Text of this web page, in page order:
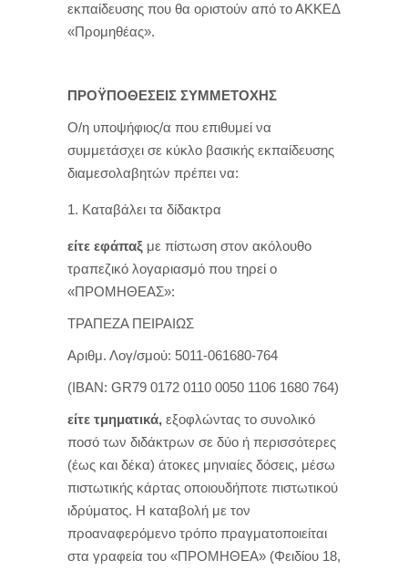
εκπαίδευσης που θα οριστούν από το ΑΚΚΕΔ
«Προμηθέας».
ΠΡΟΫΠΟΘΕΣΕΙΣ ΣΥΜΜΕΤΟΧΗΣ
Ο/η υποψήφιος/α που επιθυμεί να
συμμετάσχει σε κύκλο βασικής εκπαίδευσης
διαμεσολαβητών πρέπει να:
Καταβάλει τα δίδακτρα
είτε εφάπαξ με πίστωση στον ακόλουθο
τραπεζικό λογαριασμό που τηρεί ο
«ΠΡΟΜΗΘΕΑΣ»:
ΤΡΑΠΕΖΑ ΠΕΙΡΑΙΩΣ
Αριθμ. Λογ/σμού: 5011-061680-764
(ΙΒΑΝ: GR79 0172 0110 0050 1106 1680 764)
είτε τμηματικά, εξοφλώντας το συνολικό
ποσό των διδάκτρων σε δύο ή περισσότερες
(έως και δέκα) άτοκες μηνιαίες δόσεις, μέσω
πιστωτικής κάρτας οποιουδήποτε πιστωτικού
ιδρύματος. Η καταβολή με τον
προαναφερόμενο τρόπο πραγματοποιείται
στα γραφεία του «ΠΡΟΜΗΘΕΑ» (Φειδίου 18,